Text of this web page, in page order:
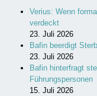
Verius: Wenn
verdeckt
23. Juli 2026
Bafin beerdigt
23. Juli 2026
Bafin hinterfragt
Führungspersonen
15. Juli 2026